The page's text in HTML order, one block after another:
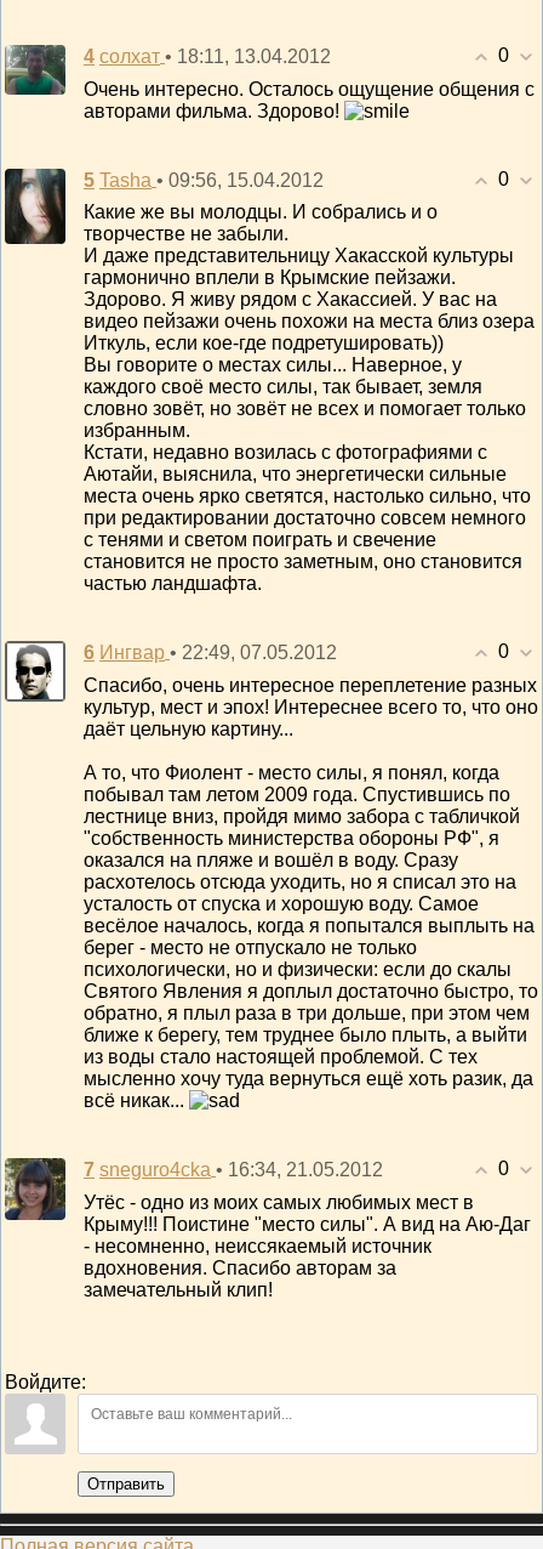
0
4 солхат • 18:11, 13.04.2012
Очень интересно. Осталось ощущение общения с
авторами фильма. Здорово!
0
5 Tasha • 09:56, 15.04.2012
Какие же вы молодцы. И собрались и о
творчестве не забыли.
И даже представительницу Хакасской культуры
гармонично вплели в Крымские пейзажи.
Здорово. Я живу рядом с Хакассией. У вас на
видео пейзажи очень похожи на места близ озера
Иткуль, если кое-где подретушировать))
Вы говорите о местах силы... Наверное, у
каждого своё место силы, так бывает, земля
словно зовёт, но зовёт не всех и помогает только
избранным.
Кстати, недавно возилась с фотографиями с
Аютайи, выяснила, что энергетически сильные
места очень ярко светятся, настолько сильно, что
при редактировании достаточно совсем немного
с тенями и светом поиграть и свечение
становится не просто заметным, оно становится
частью ландшафта.
0
6 Ингвар • 22:49, 07.05.2012
Спасибо, очень интересное переплетение разных
культур, мест и эпох! Интереснее всего то, что оно
даёт цельную картину...
А то, что Фиолент - место силы, я понял, когда
побывал там летом 2009 года. Спустившись по
лестнице вниз, пройдя мимо забора с табличкой
"собственность министерства обороны РФ", я
оказался на пляже и вошёл в воду. Сразу
расхотелось отсюда уходить, но я списал это на
усталость от спуска и хорошую воду. Самое
весёлое началось, когда я попытался выплыть на
берег - место не отпускало не только
психологически, но и физически: если до скалы
Святого Явления я доплыл достаточно быстро, то
обратно, я плыл раза в три дольше, при этом чем
ближе к берегу, тем труднее было плыть, а выйти
из воды стало настоящей проблемой. С тех
мысленно хочу туда вернуться ещё хоть разик, да
всё никак...
0
7 sneguro4cka • 16:34, 21.05.2012
Утёс - одно из моих самых любимых мест в
Крыму!!! Поистине "место силы". А вид на Аю-Даг
- несомненно, неиссякаемый источник
вдохновения. Спасибо авторам за
замечательный клип!
Войдите:
Отправить